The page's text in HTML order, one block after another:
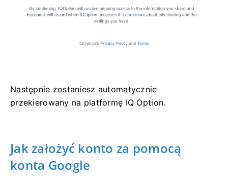
Następnie zostaniesz automatycznie
przekierowany na platformę IQ Option.
Jak założyć konto za pomocą
konta Google